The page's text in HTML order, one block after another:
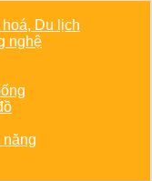
Du lịch
nghệ